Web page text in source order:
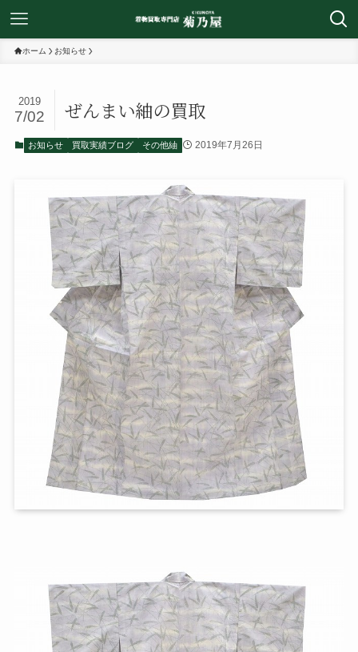
ホーム お知らせ
ぜんまい紬の買取
2019
7/02
お知らせ 買取実績ブログ その他紬 2019年7月26日